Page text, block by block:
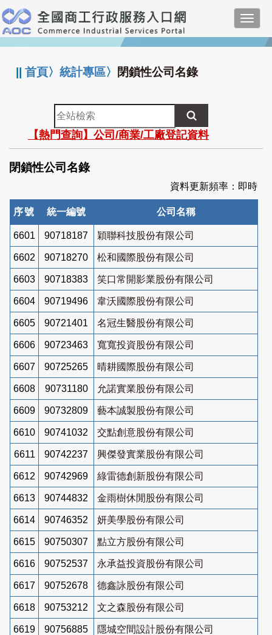
跳
到
主
要
:::
||首頁〉統計專區〉 閉鎖性公司名錄
全
站
檢
索
【熱門查詢】公司/商業/工廠登記資料
閉鎖性公司名錄
資料更新頻率：即時
序號 統一編號 公司名稱
6601 90718187 穎聯科技股份有限公司
6602 90718270 松和國際股份有限公司
6603 90718383 笑口常開影業股份有限公司
6604 90719496 韋沃國際股份有限公司
6605 90721401 名冠生醫股份有限公司
6606 90723463 寬寬投資股份有限公司
6607 90725265 晴耕國際股份有限公司
6608 90731180 允諾實業股份有限公司
6609 90732809 藝本誠製股份有限公司
6610 90741032 交點創意股份有限公司
6611 90742237 興傑發實業股份有限公司
6612 90742969 綠雷德創新股份有限公司
6613 90744832 金雨樹休閒股份有限公司
6614 90746352 妍美學股份有限公司
6615 90750307 點立方股份有限公司
6616 90752537 永承益投資股份有限公司
6617 90752678 德鑫詠股份有限公司
6618 90753212 文之森股份有限公司
6619 90756885 隱城空間設計股份有限公司